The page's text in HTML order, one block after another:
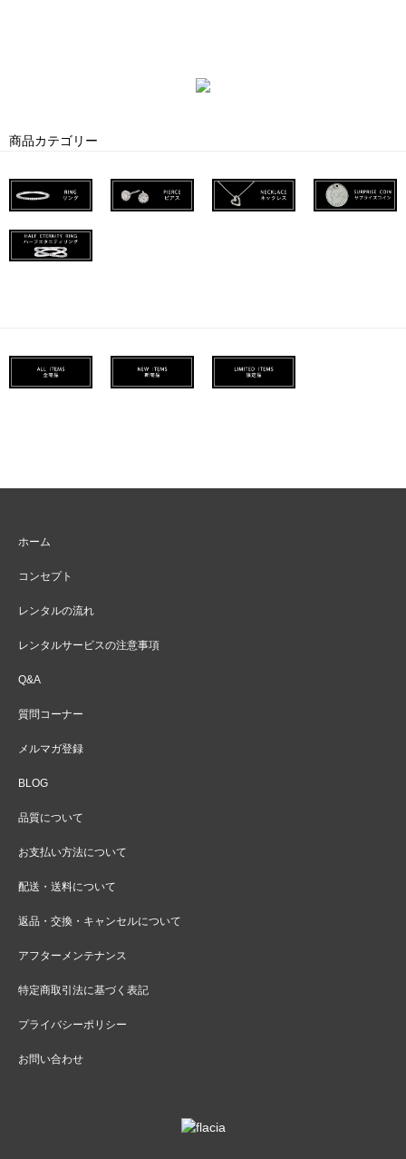
商品カテゴリー
ホーム
コンセプト
レンタルの流れ
レンタルサービスの注意事項
Q&A
質問コーナー
メルマガ登録
BLOG
品質について
お支払い方法について
配送・送料について
返品・交換・キャンセルについて
アフターメンテナンス
特定商取引法に基づく表記
プライバシーポリシー
お問い合わせ